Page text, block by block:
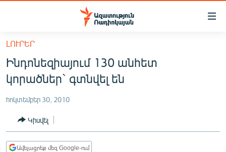
Մատչելիության
հիմնական
բովանդակությանը
Անցնել
հիմնական
մենյուին
ՀԱՅԱՍՏԱՆ
ՔԱՂԱՔԱԿԱՆ
ԸՆՏՐՈՒԹՅՈՒՆՆԵՐ 2026
ԻՐԱՎՈՒՆՔ
ՀԱՍԱՐԱԿՈՒԹՅՈՒՆ
ԼՈՒՐԵՐ
Ինդոնեզիայում 130 անհետ
կորածներ` գտնվել են
հոկտեմբեր 30, 2010
Կիսվել
Ավելացրեք մեզ Google-ում